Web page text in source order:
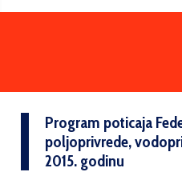
Program poticaja
poljoprivrede,
2015. godinu